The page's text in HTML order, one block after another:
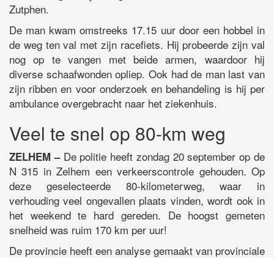
Zutphen.
De man kwam omstreeks 17.15 uur door een hobbel in
de weg ten val met zijn racefiets. Hij probeerde zijn val
nog op te vangen met beide armen, waardoor hij
diverse schaafwonden opliep. Ook had de man last van
zijn ribben en voor onderzoek en behandeling is hij per
ambulance overgebracht naar het ziekenhuis.
Veel te snel op 80-km weg
ZELHEM –De politie heeft zondag 20 september op de
N 315 in Zelhem een verkeerscontrole gehouden. Op
deze geselecteerde 80-kilometerweg, waar in
verhouding veel ongevallen plaats vinden, wordt ook in
het weekend te hard gereden. De hoogst gemeten
snelheid was ruim 170 km per uur!
De provincie heeft een analyse gemaakt van provinciale